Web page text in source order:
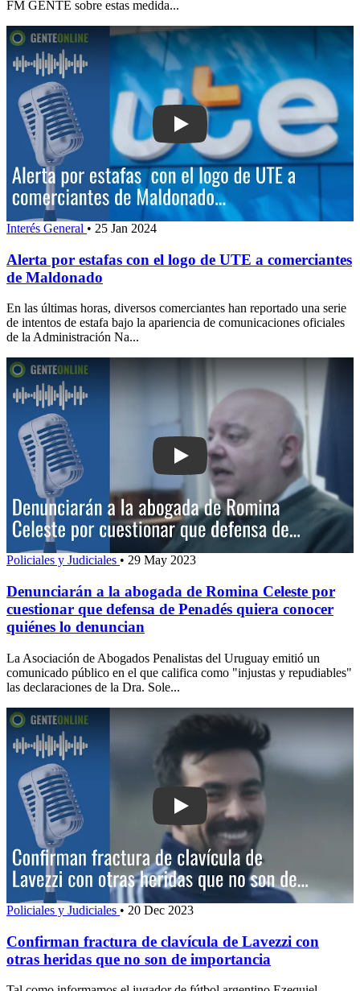
FM GENTE sobre estas medida...
Play: Alerta por
Interés General • 25 Jan 2024
Alerta por estafas con el logo de UTE a comerciantes
de Maldonado
En las últimas horas, diversos comerciantes han reportado una serie
de intentos de estafa bajo la apariencia de comunicaciones oficiales
de la Administración Na...
Play: Denunciarán a la abogada de
Policiales y Judiciales • 29 May 2023
Denunciarán a la abogada de Romina Celeste por
cuestionar que defensa de Penadés quiera conocer
quiénes lo denuncian
La Asociación de Abogados Penalistas del Uruguay emitió un
comunicado público en el que califica como "injustas y repudiables"
las declaraciones de la Dra. Sole...
Play: Confirman fractura de clavícula
Policiales y Judiciales • 20 Dec 2023
Confirman fractura de clavícula de Lavezzi con
otras heridas que no son de importancia